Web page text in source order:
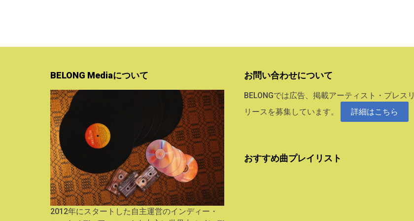
BELONG Mediaについて
2012年にスタートした自主運営のインディー・
お問い合わせについて
BELONGでは広告、掲載アーティスト・プレスリ
リースを募集しています。
詳細はこちら
おすすめ曲プレイリスト